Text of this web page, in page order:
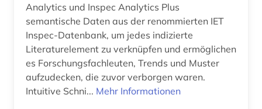
Analytics und Inspec Analytics Plus
semantische Daten aus der renommierten IET
Inspec-Datenbank, um jedes indizierte
Literaturelement zu verknüpfen und ermöglichen
es Forschungsfachleuten, Trends und Muster
aufzudecken, die zuvor verborgen waren.
Intuitive Schni... Mehr Informationen